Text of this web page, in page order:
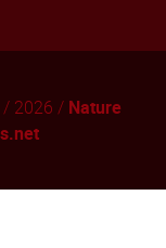
/ 2026 / Nature